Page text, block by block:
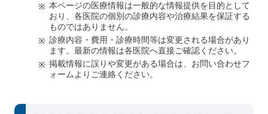
本ページの医療情報は一般的な情報提供を目的として
おり、各医院の個別の診療内容や治療結果を保証する
ものではありません。
診療内容・費用・診療時間等は変更される場合があり
ます。最新の情報は各医院へ直接ご確認ください。
掲載情報に誤りや変更がある場合は、お問い合わせフ
ォームよりご連絡ください。